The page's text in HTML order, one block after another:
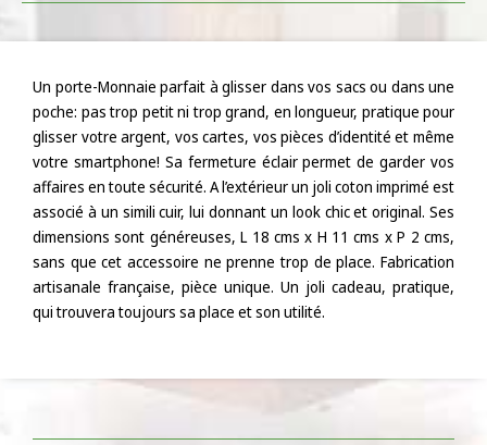
Un porte-Monnaie parfait à glisser dans vos sacs ou dans une
poche: pas trop petit ni trop grand, en longueur, pratique pour
glisser votre argent, vos cartes, vos pièces d’identité et même
votre smartphone! Sa fermeture éclair permet de garder vos
affaires en toute sécurité. A l’extérieur un joli coton imprimé est
associé à un simili cuir, lui donnant un look chic et original. Ses
dimensions sont généreuses, L 18 cms x H 11 cms x P 2 cms,
sans que cet accessoire ne prenne trop de place. Fabrication
artisanale française, pièce unique. Un joli cadeau, pratique,
qui trouvera toujours sa place et son utilité.